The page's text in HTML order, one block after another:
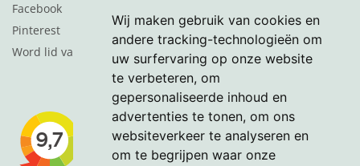
Wij maken gebruik van cookies en
andere tracking-technologieën om
uw surfervaring op onze website
te verbeteren, om
gepersonaliseerde inhoud en
advertenties te tonen, om ons
websiteverkeer te analyseren en
om te begrijpen waar onze
Facebook
Pinterest
Word lid van de nieuwsbrief